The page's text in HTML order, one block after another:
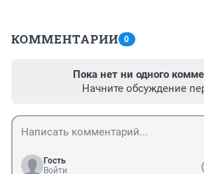
КОММЕНТАРИИ 0
Пока нет ни одного
Начните обсуждение
Гость
Войти